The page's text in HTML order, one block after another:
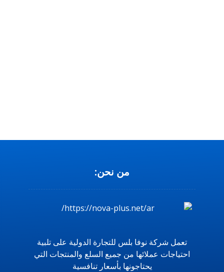
من نحن:
تعمل شركة نوفا بلس للتجارة الدولية على تلبية
احتياجات عملائها من جميع السلع والمنتجات التي
يحتاجونها بأسعار تنافسية